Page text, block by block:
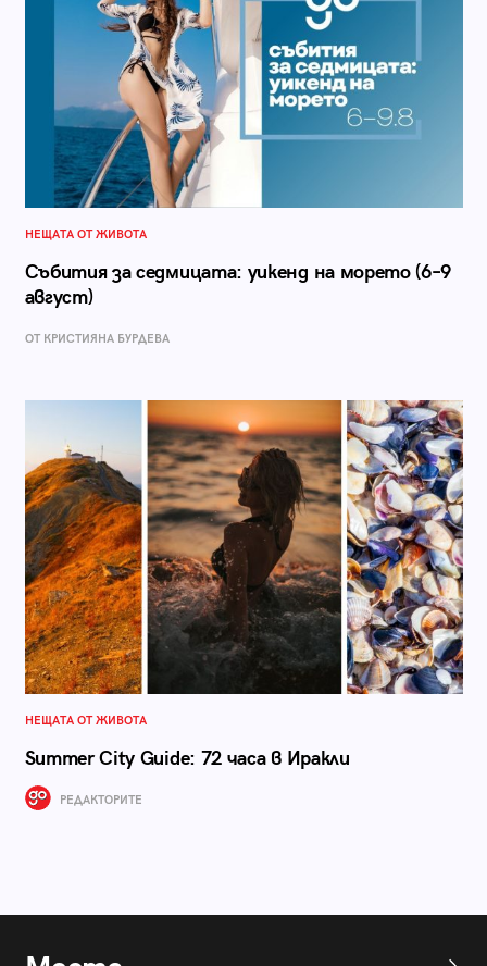
НЕЩАТА ОТ ЖИВОТА
Събития за седмицата: уикенд на морето (6–9
август)
ОТ КРИСТИЯНА БУРДЕВА
НЕЩАТА ОТ ЖИВОТА
Summer City Guide: 72 часа в Иракли
РЕДАКТОРИТЕ